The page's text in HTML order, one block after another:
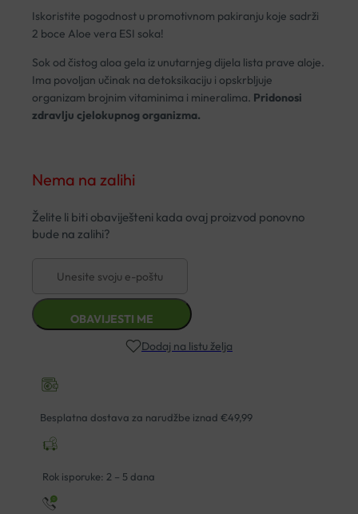
Iskoristite pogodnost u promotivnom pakiranju koje sadrži
2 boce Aloe vera ESI soka!
Sok od čistog aloa gela iz unutarnjeg dijela lista prave aloje.
Ima povoljan učinak na detoksikaciju i opskrbljuje
organizam brojnim vitaminima i mineralima. Pridonosi
zdravlju cjelokupnog organizma.
Nema na zalihi
Dodaj na listu želja
Besplatna dostava za narudžbe iznad €49,99
Rok isporuke: 2 – 5 dana